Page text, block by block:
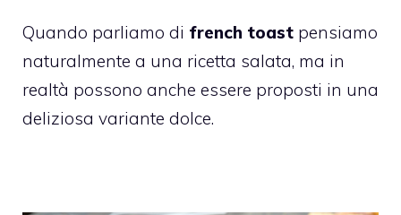
Quando parliamo di french toast pensiamo
naturalmente a una ricetta salata, ma in
realtà possono anche essere proposti in una
deliziosa variante dolce.